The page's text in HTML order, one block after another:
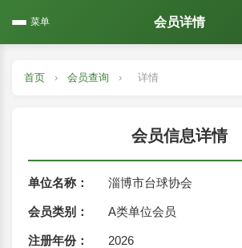
菜单 会员详情
首页 › 会员查询 › 详情
会员信息详情
单位名称： 淄博市台球协会
会员类别： A类单位会员
注册年份： 2026